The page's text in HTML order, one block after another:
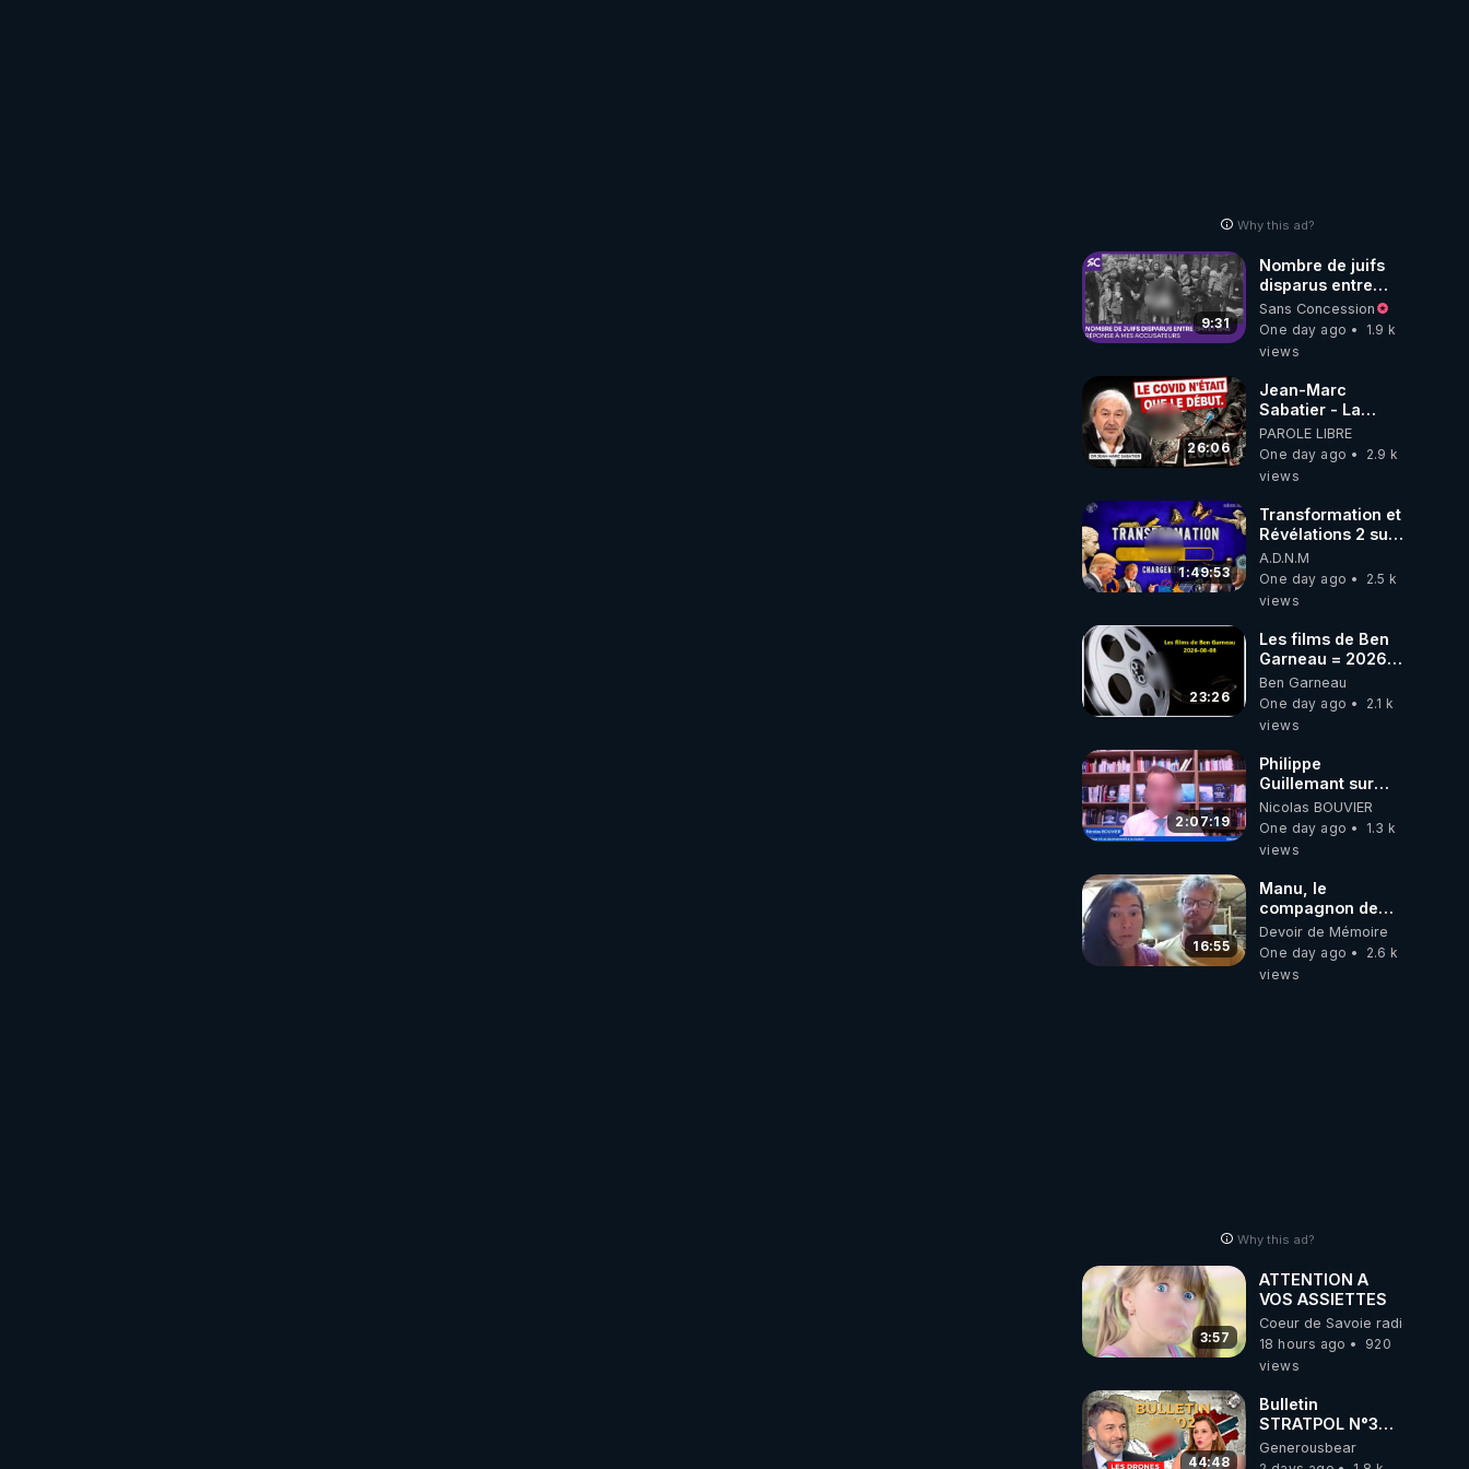
Why this ad?
9:31
Nombre de juifs
disparus entre
1941 et 1945
(Réponse à mes
accusateurs)
Sans Concession
One day ago
1.9 k
views
26:06
Jean-Marc
Sabatier - La
Covid-19 n'a été
que le début -
L'ARNm &
où auront-t-il ?
PAROLE LIBRE
One day ago
2.9 k
views
1:49:53
Transformation et
Révélations 2 sur
2 - live du
07/08/26
A.D.N.M
One day ago
2.5 k
views
23:26
Les films de Ben
Garneau = 2026-
08-08
Ben Garneau
One day ago
2.1 k
views
2:07:19
Philippe
Guillemant sur
l’IA, la conscience
et les OVNI
Nicolas BOUVIER
One day ago
1.3 k
views
16:55
Manu, le
compagnon de
Kyria, raconte sa
garde à vue
musclée.
Devoir de Mémoire
One day ago
2.6 k
views
Why this ad?
3:57
ATTENTION A
VOS ASSIETTES
Coeur de Savoie radioweb TV
18 hours ago
920
views
44:48
Bulletin
STRATPOL N°302.
Armée des
drones, MS-21 en
Generousbear